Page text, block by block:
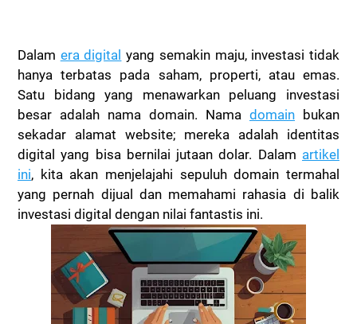
Dalam era digital yang semakin maju, investasi tidak
hanya terbatas pada saham, properti, atau emas.
Satu bidang yang menawarkan peluang investasi
besar adalah nama domain. Nama domain bukan
sekadar alamat website; mereka adalah identitas
digital yang bisa bernilai jutaan dolar. Dalam artikel
ini, kita akan menjelajahi sepuluh domain termahal
yang pernah dijual dan memahami rahasia di balik
investasi digital dengan nilai fantastis ini.